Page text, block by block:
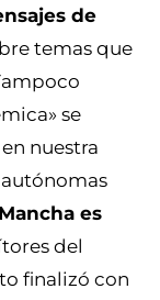
de
temas que
se
nuestra
es
del
finalizó con